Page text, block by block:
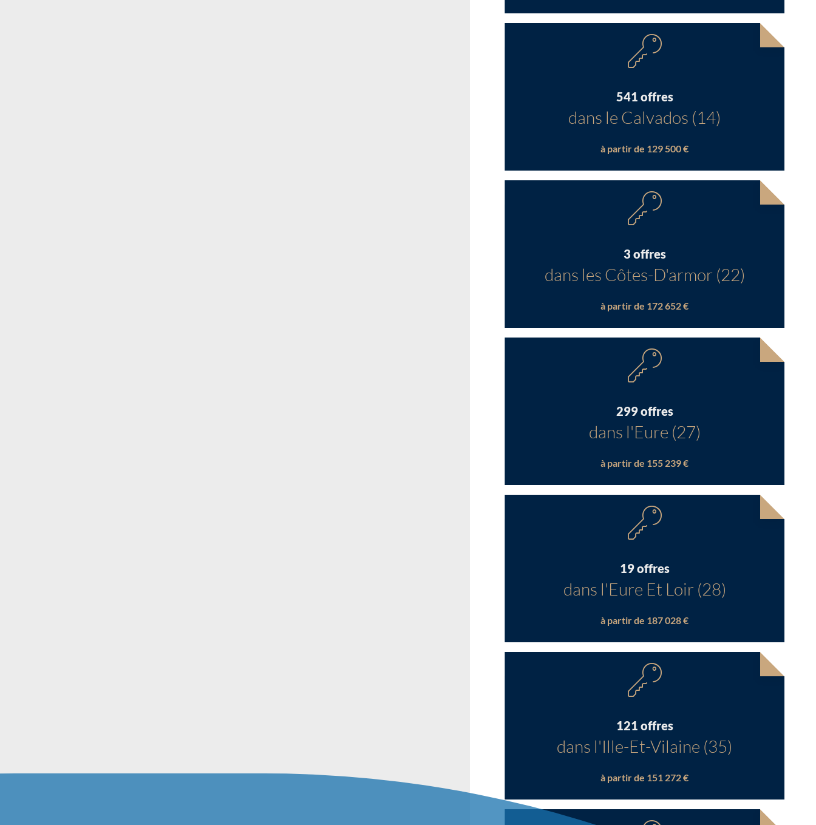
541 offres
dans le Calvados (14)
à partir de 129 500 €
3 offres
dans les Côtes-D'armor (22)
à partir de 172 652 €
299 offres
dans l'Eure (27)
à partir de 155 239 €
19 offres
dans l'Eure Et Loir (28)
à partir de 187 028 €
121 offres
dans l'Ille-Et-Vilaine (35)
à partir de 151 272 €